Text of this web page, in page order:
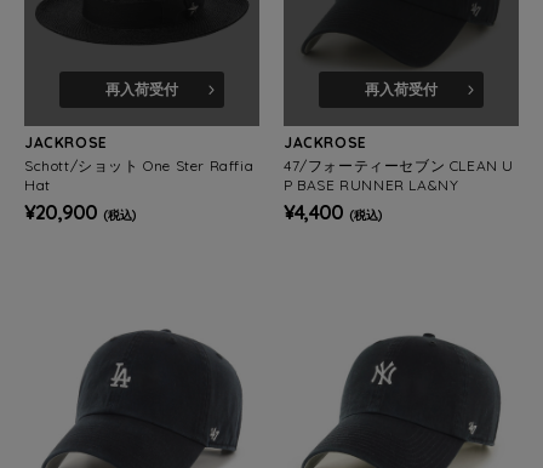
再入荷受付
JACKROSE
Schott/ショット One Ster Raffia
Hat
¥20,900 (税込)
再入荷受付
JACKROSE
47/フォーティーセブン CLEAN U
P BASE RUNNER LA&NY
¥4,400 (税込)